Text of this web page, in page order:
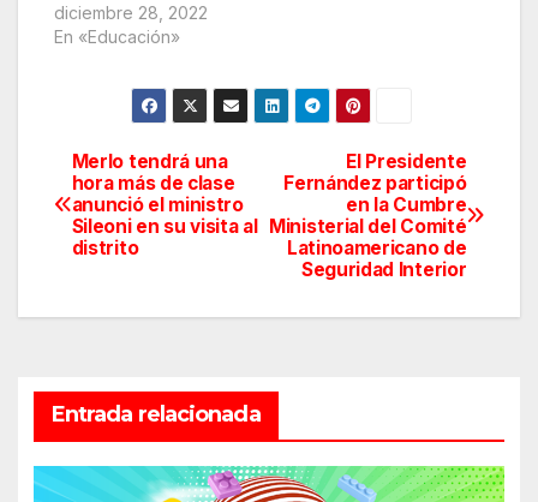
diciembre 28, 2022
En «Educación»
Navegación
de
El Presidente
Fernández participó
en la Cumbre
Ministerial del Comité
Latinoamericano de
Seguridad Interior
Merlo tendrá una
hora más de clase
anunció el ministro
Sileoni en su visita al
distrito
Entrada relacionada